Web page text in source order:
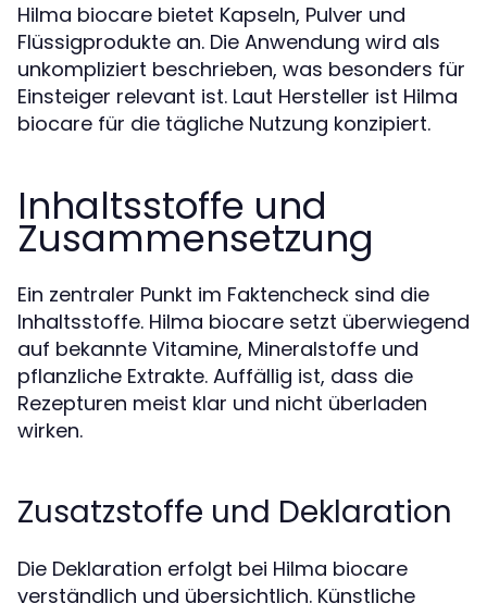
Hilma biocare bietet Kapseln, Pulver und
Flüssigprodukte an. Die Anwendung wird als
unkompliziert beschrieben, was besonders für
Einsteiger relevant ist. Laut Hersteller ist Hilma
biocare für die tägliche Nutzung konzipiert.
Inhaltsstoffe und
Zusammensetzung
Ein zentraler Punkt im Faktencheck sind die
Inhaltsstoffe. Hilma biocare setzt überwiegend
auf bekannte Vitamine, Mineralstoffe und
pflanzliche Extrakte. Auffällig ist, dass die
Rezepturen meist klar und nicht überladen
wirken.
Zusatzstoffe und Deklaration
Die Deklaration erfolgt bei Hilma biocare
verständlich und übersichtlich. Künstliche